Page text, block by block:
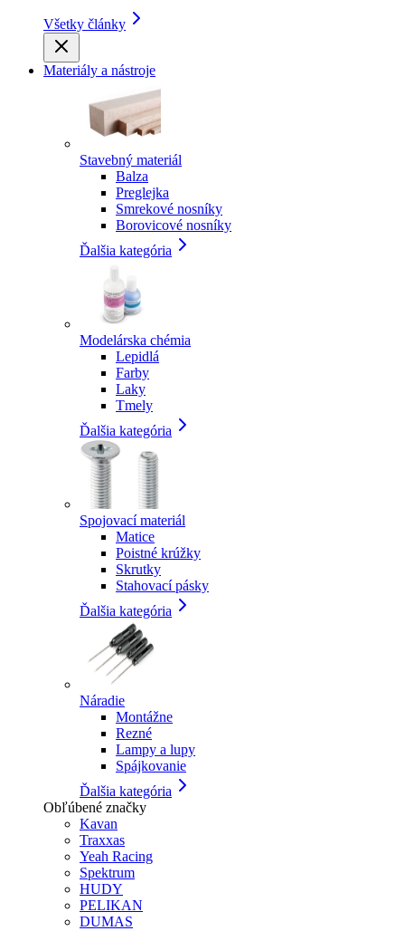
Všetky články
Materiály a nástroje
Stavebný materiál
Balza
Preglejka
Smrekové nosníky
Borovicové nosníky
Ďalšia kategória
Modelárska chémia
Lepidlá
Farby
Laky
Tmely
Ďalšia kategória
Spojovací materiál
Matice
Poistné krúžky
Skrutky
Stahovací pásky
Ďalšia kategória
Náradie
Montážne
Rezné
Lampy a lupy
Spájkovanie
Ďalšia kategória
Obľúbené značky
Kavan
Traxxas
Yeah Racing
Spektrum
HUDY
PELIKAN
DUMAS